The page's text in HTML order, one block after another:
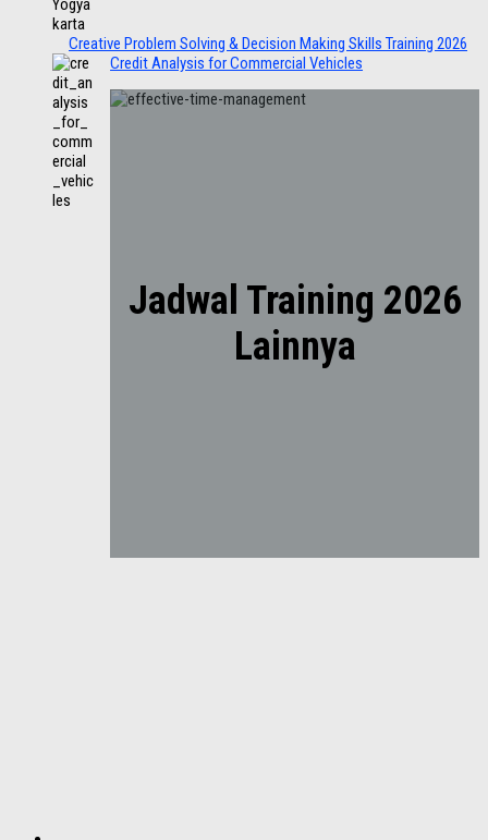
Creative Problem Solving & Decision Making Skills Training 2026
Credit Analysis for Commercial Vehicles
Jadwal Training 2026
Lainnya